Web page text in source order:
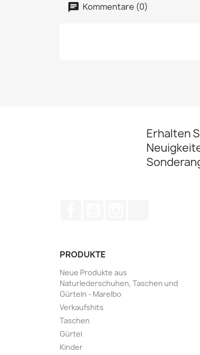
Kommentare (0)
Erhalten
PRODUKTE
Neue Produkte aus
Naturlederschuhen, Taschen und
Gürteln - Marelbo
Verkaufshits
Taschen
Gürtel
Kinder